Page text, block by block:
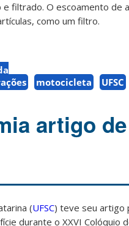
filtrado. O escoamento de
como um filtro.
motocicleta UFSC
artigo de
(UFSC) teve seu artigo
durante o XXVI Colóquio